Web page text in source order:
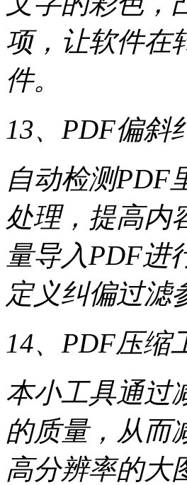
项，让软件在
件。
13、PDF偏斜
自动检测PDF
处理，提高内
量导入PDF进
定义纠偏过滤
14、PDF压缩
本小工具通过
的质量，从而
高分辨率的大